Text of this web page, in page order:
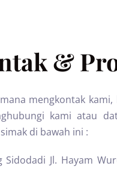
&
mengkontak
kami atau
di bawah ini :
Sidodadi Jl. Hayam